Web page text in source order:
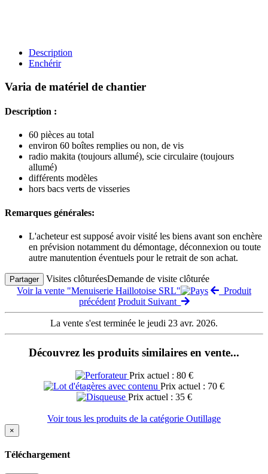
Description
Enchérir
Varia de matériel de chantier
Description :
60 pièces au total
environ 60 boîtes remplies ou non, de vis
radio makita (toujours allumé), scie circulaire (toujours
allumé)
différents modèles
hors bacs verts de visseries
Remarques générales:
L'acheteur est supposé avoir visité les biens avant son enchère
en prévision notamment du démontage, déconnexion ou toute
autre manutention éventuels pour le retrait de son achat.
Partager Visites clôturéesDemande de visite clôturée
Voir la vente "Menuiserie Haillotoise SRL"
Produit
précédent Produit Suivant
La vente s'est terminée le jeudi 23 avr. 2026.
Découvrez les produits similaires en vente...
Prix actuel : 80 €
Prix actuel : 70 €
Prix actuel : 35 €
Voir tous les produits de la catégorie Outillage
×
Téléchargement